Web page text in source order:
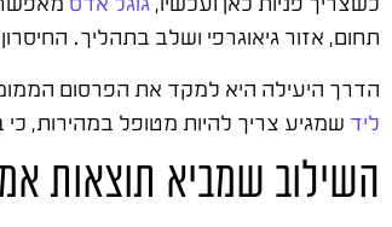
תחום, אזור גיאוגרפי ושלב בתהליך.
הדרך היעילה היא למקד את הפרסום
ליד שמגיע צריך להיות מטופל במהירות,
השילוב שמביא תוצאות